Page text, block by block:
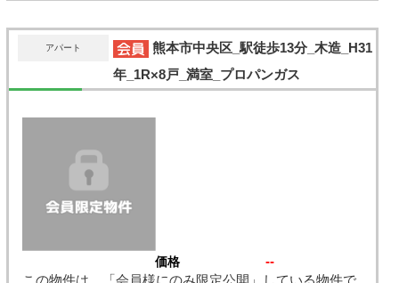
アパート
熊本市中央区_駅徒歩13分_木造_H31
年_1R×8戸_満室_プロパンガス
価格
--
この物件は、「会員様にのみ限定公開」している物件で